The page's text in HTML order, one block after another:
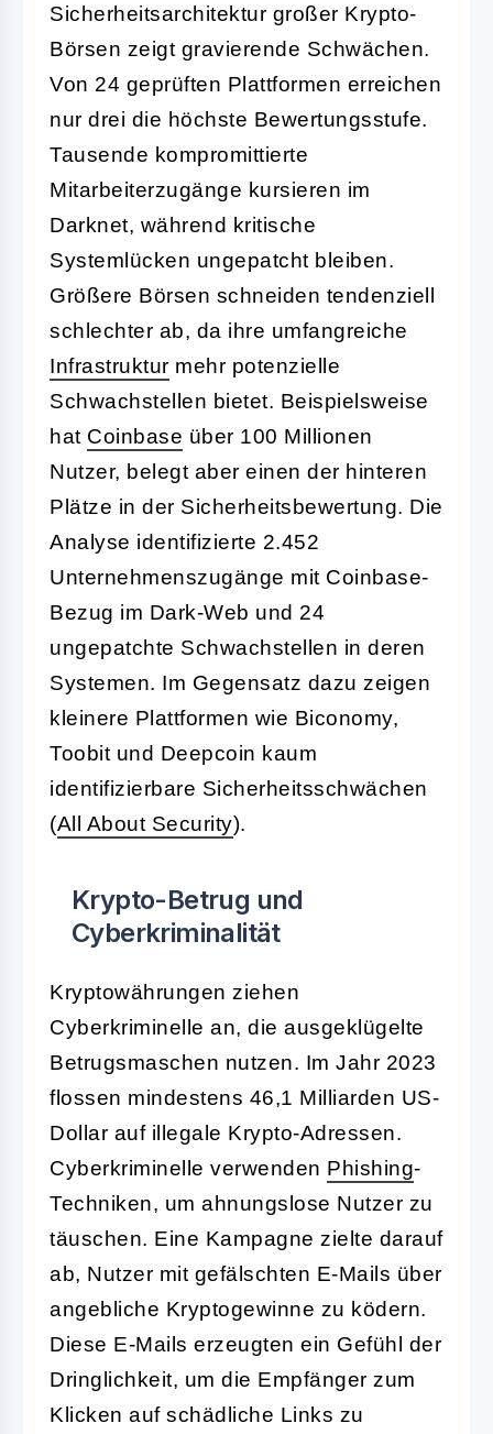
Sicherheitsarchitektur großer Krypto-
Börsen zeigt gravierende Schwächen.
Von 24 geprüften Plattformen erreichen
nur drei die höchste Bewertungsstufe.
Tausende kompromittierte
Mitarbeiterzugänge kursieren im
Darknet, während kritische
Systemlücken ungepatcht bleiben.
Größere Börsen schneiden tendenziell
schlechter ab, da ihre umfangreiche
Infrastruktur mehr potenzielle
Schwachstellen bietet. Beispielsweise
hat Coinbase über 100 Millionen
Nutzer, belegt aber einen der hinteren
Plätze in der Sicherheitsbewertung. Die
Analyse identifizierte 2.452
Unternehmenszugänge mit Coinbase-
Bezug im Dark-Web und 24
ungepatchte Schwachstellen in deren
Systemen. Im Gegensatz dazu zeigen
kleinere Plattformen wie Biconomy,
Toobit und Deepcoin kaum
identifizierbare Sicherheitsschwächen
(All About Security).
Krypto-Betrug und
Cyberkriminalität
Kryptowährungen ziehen
Cyberkriminelle an, die ausgeklügelte
Betrugsmaschen nutzen. Im Jahr 2023
flossen mindestens 46,1 Milliarden US-
Dollar auf illegale Krypto-Adressen.
Cyberkriminelle verwenden Phishing-
Techniken, um ahnungslose Nutzer zu
täuschen. Eine Kampagne zielte darauf
ab, Nutzer mit gefälschten E-Mails über
angebliche Kryptogewinne zu ködern.
Diese E-Mails erzeugten ein Gefühl der
Dringlichkeit, um die Empfänger zum
Klicken auf schädliche Links zu